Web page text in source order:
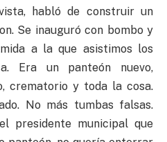
habló de construir un
Se inauguró con bombo y
a la que asistimos los
Era un panteón nuevo,
crematorio y toda la cosa.
No más tumbas falsas.
presidente municipal que